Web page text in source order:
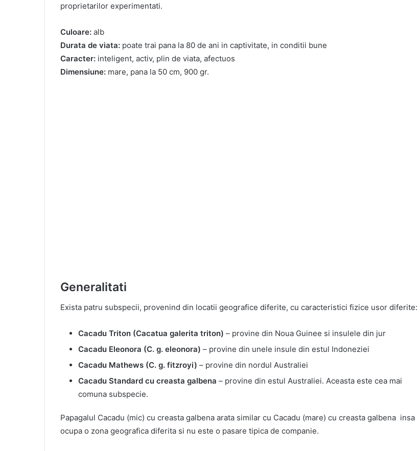
proprietarilor experimentati.
Culoare: alb
Durata de viata: poate trai pana la 80 de ani in captivitate, in conditii bune
Caracter: inteligent, activ, plin de viata, afectuos
Dimensiune: mare, pana la 50 cm, 900 gr.
Generalitati
Exista patru subspecii, provenind din locatii geografice diferite, cu caracteristici fizice usor diferite:
Cacadu Triton (Cacatua galerita triton) – provine din Noua Guinee si insulele din jur
Cacadu Eleonora (C. g. eleonora) – provine din unele insule din estul Indoneziei
Cacadu Mathews (C. g. fitzroyi) – provine din nordul Australiei
Cacadu Standard cu creasta galbena – provine din estul Australiei. Aceasta este cea mai
comuna subspecie.
Papagalul Cacadu (mic) cu creasta galbena arata similar cu Cacadu (mare) cu creasta galbena insa
ocupa o zona geografica diferita si nu este o pasare tipica de companie.